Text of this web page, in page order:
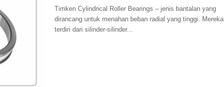
Timken Cylindrical Roller Bearings – jenis bantalan yang
dirancang untuk menahan beban radial yang tinggi. Mereka
terdiri dari silinder-silinder...